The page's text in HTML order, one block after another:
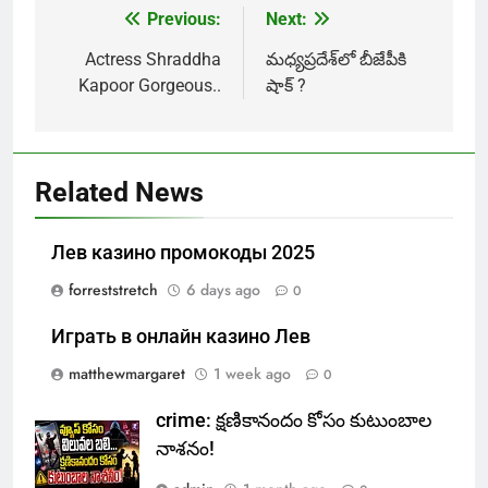
navigation
Previous:
Actress Shraddha
Kapoor Gorgeous..
Next:
మధ్యప్రదేశ్‌లో బీజేపీకి
షాక్ ?
Related News
Лев казино промокоды 2025
forreststretch
6 days ago 0
Играть в онлайн казино Лев
matthewmargaret
1 week ago 0
crime: క్షణికానందం కోసం కుటుంబాల
నాశనం!